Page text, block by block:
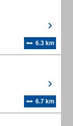
6.3 km
6.7 km